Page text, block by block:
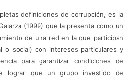
definiciones de corrupción, es la
(1999) que la presenta como un
de una red en la que participan
o social) con intereses particulares y
para garantizar condiciones de
lograr que un grupo investido de